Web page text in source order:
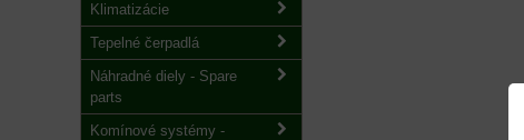
Klimatizácie
Tepelné čerpadlá
Náhradné diely - Spare
parts
Komínové systémy -